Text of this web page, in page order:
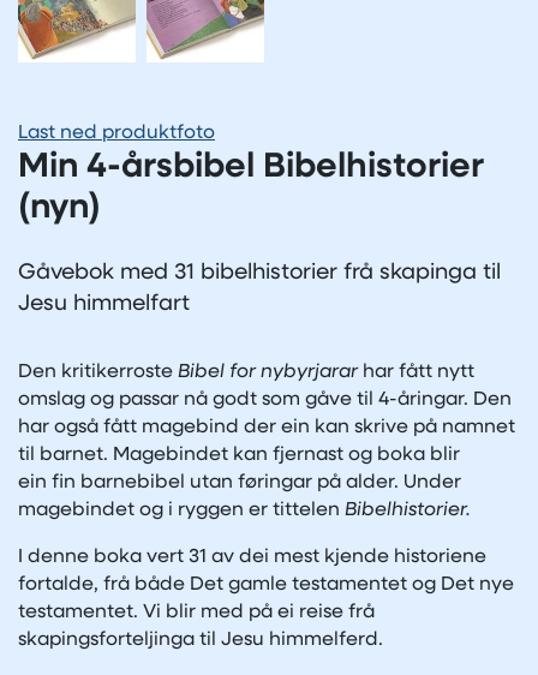
Last ned produktfoto
Min 4-årsbibel Bibelhistorier
(nyn)
Gåvebok med 31 bibelhistorier frå skapinga til
Jesu himmelfart
Den kritikerroste Bibel for nybyrjararhar fått nytt
omslag og passar nå godt som gåve til 4-åringar. Den
har også fått magebind der ein kan skrive på namnet
til barnet. Magebindet kan fjernast og boka blir
ein fin barnebibel utan føringar på alder. Under
magebindet og i ryggen er tittelen Bibelhistorier.
I denne boka vert 31 av dei mest kjende historiene
fortalde, frå både Det gamle testamentet og Det nye
testamentet. Vi blir med på ei reise frå
skapingsforteljinga til Jesu himmelferd.